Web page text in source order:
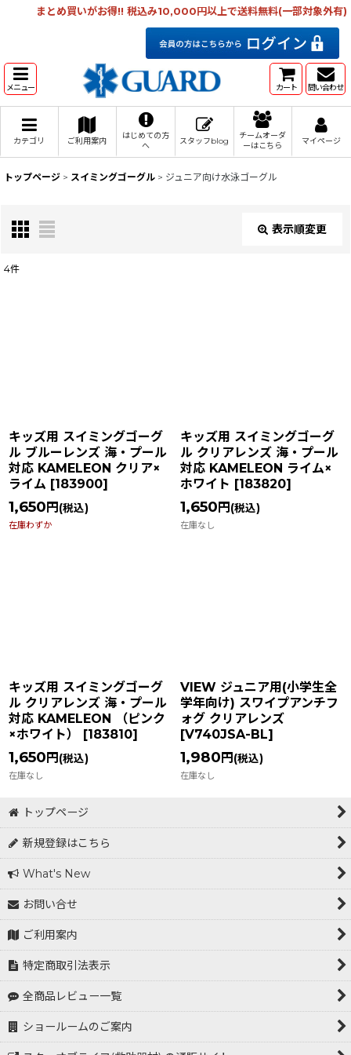
まとめ買いがお得!! 税込み10,000円以上で送料無料(一部対象外有)
メニュー カート 問い合わせ
カテゴリ ご利用案内
はじめての方
へ
スタッフblog
チームオーダ
ーはこちら
マイページ
トップページ > スイミングゴーグル > ジュニア向け水泳ゴーグル
表示順変更
4件
キッズ用 スイミングゴーグ
ル ブルーレンズ 海・プール
対応 KAMELEON クリア×
ライム [183900]
1,650 円 (税込)
在庫わずか
キッズ用 スイミングゴーグ
ル クリアレンズ 海・プール
対応 KAMELEON ライム×
ホワイト [183820]
1,650 円 (税込)
在庫なし
キッズ用 スイミングゴーグ
ル クリアレンズ 海・プール
対応 KAMELEON （ピンク
×ホワイト）
[183810]
1,650 円 (税込)
在庫なし
VIEW ジュニア用(小学生全
学年向け) スワイプアンチフ
ォグ クリアレンズ
[V740JSA-BL]
1,980 円 (税込)
在庫なし
トップページ
新規登録はこちら
What's New
お問い合せ
ご利用案内
特定商取引法表示
全商品レビュー一覧
ショールームのご案内